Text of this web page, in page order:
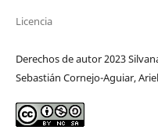
Licencia
Derechos de autor 2023
Sebastián Cornejo-Aguiar,